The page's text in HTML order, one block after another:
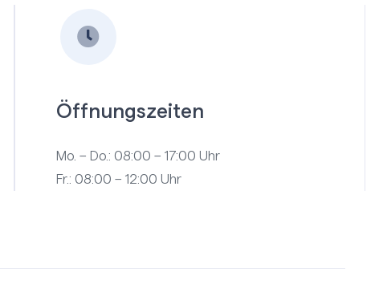
Öffnungszeiten
Mo. – Do.: 08:00 – 17:00 Uhr
Fr.: 08:00 – 12:00 Uhr